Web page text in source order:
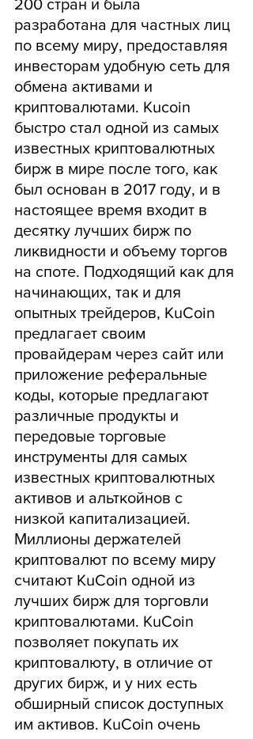
200 стран и была
разработана для частных лиц
по всему миру, предоставляя
инвесторам удобную сеть для
обмена активами и
криптовалютами. Kucoin
быстро стал одной из самых
известных криптовалютных
бирж в мире после того, как
был основан в 2017 году, и в
настоящее время входит в
десятку лучших бирж по
ликвидности и объему торгов
на споте. Подходящий как для
начинающих, так и для
опытных трейдеров, KuCoin
предлагает своим
провайдерам через сайт или
приложение реферальные
коды, которые предлагают
различные продукты и
передовые торговые
инструменты для самых
известных криптовалютных
активов и альткойнов с
низкой капитализацией.
Миллионы держателей
криптовалют по всему миру
считают KuCoin одной из
лучших бирж для торговли
криптовалютами. KuCoin
позволяет покупать их
криптовалюту, в отличие от
других бирж, и у них есть
обширный список доступных
им активов. KuCoin очень